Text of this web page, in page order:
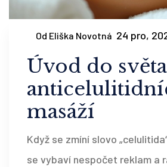
Od Eliška Novotná 24 pro,
Úvod do světa
masáží
Když se zmíní slovo
se vybaví nespočet reklam a